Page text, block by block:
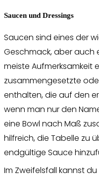
Saucen und Dressings
Saucen sind eines der
Geschmack, aber auch
meiste Aufmerksamkeit
zusammengesetzte
enthalten, die auf den
wenn man nur den
eine Bowl nach Maß
hilfreich, die Tabelle zu
endgültige Sauce
Im Zweifelsfall kannst